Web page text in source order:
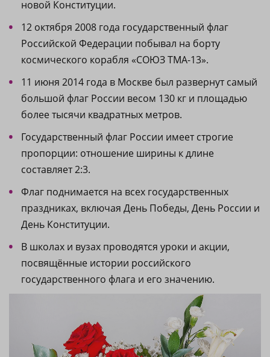
новой Конституции.
12 октября 2008 года государственный флаг
Российской Федерации побывал на борту
космического корабля «СОЮЗ ТМА-13».
11 июня 2014 года в Москве был развернут самый
большой флаг России весом 130 кг и площадью
более тысячи квадратных метров.
Государственный флаг России имеет строгие
пропорции: отношение ширины к длине
составляет 2:3.
Флаг поднимается на всех государственных
праздниках, включая День Победы, День России и
День Конституции.
В школах и вузах проводятся уроки и акции,
посвящённые истории российского
государственного флага и его значению.